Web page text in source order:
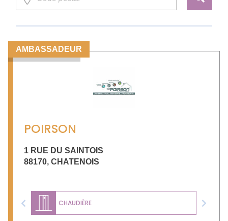
AMBASSADEUR
POIRSON
1 RUE DU SAINTOIS
88170, CHATENOIS
CHAUDIÈRE
Previous Next